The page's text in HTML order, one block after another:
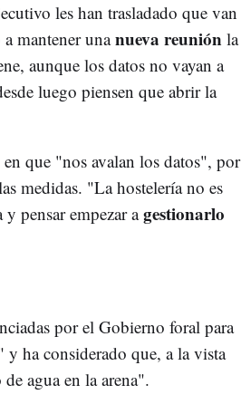
les han trasladado que van
mantener unanueva reunión la
aunque los datos no vayan a
luego piensen que abrir la
que "nos avalan los datos", por
medidas. "La hostelería no es
pensar empezar agestionarlo
por el Gobierno foral para
ha considerado que, a la vista
agua en la arena".